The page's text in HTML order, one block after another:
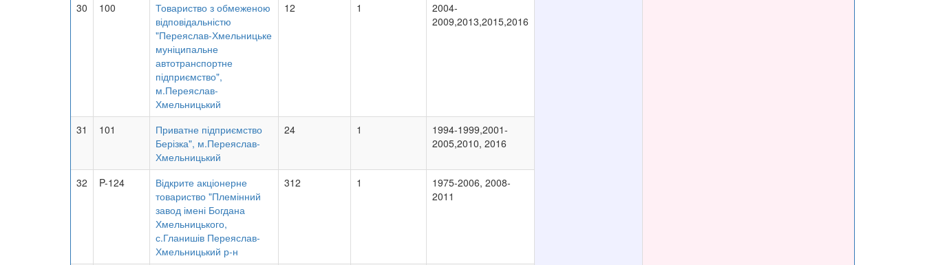
30 100
Товариство з обмеженою
відповідальністю
"Переяслав-Хмельницьке
муніципальне
автотранспортне
підприємство",
м.Переяслав-
Хмельницький
12 1
2004-
2009,2013,2015,2016
31 101
Приватне підприємство
Берізка", м.Переяслав-
Хмельницький
24 1
1994-1999,2001-
2005,2010, 2016
32 P-124
Відкрите акціонерне
товариство "Племінний
завод імені Богдана
Хмельницького,
с.Гланишів Переяслав-
Хмельницький р-н
312 1
1975-2006, 2008-
2011